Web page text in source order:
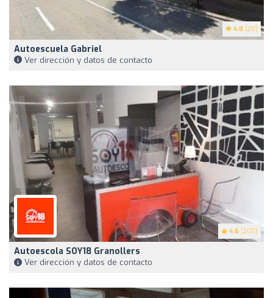
4.8 (20)
Autoescuela Gabriel
Ver dirección y datos de contacto
4.6 (200)
Autoescola SOY18 Granollers
Ver dirección y datos de contacto